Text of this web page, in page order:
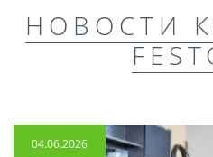
НОВОСТИ
04.06.2026